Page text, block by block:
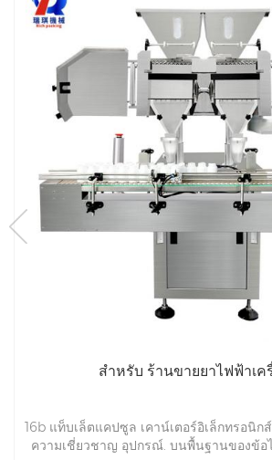
สำหรับ ร้านขายยาไฟฟ้าเค
16b แท็บเล็ตแคปซูล เคาน์เตอร์อิเล็กทรอนิก
ความเชี่ยวชาญ อุปกรณ์. บนพื้นฐานของข้อ